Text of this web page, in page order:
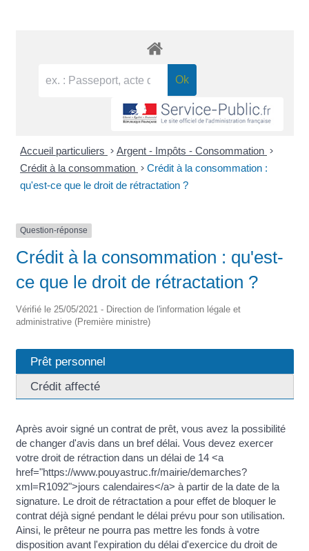
Accueil particuliers > Argent - Impôts - Consommation >
Crédit à la consommation > Crédit à la consommation :
qu'est-ce que le droit de rétractation ?
Question-réponse
Crédit à la consommation : qu'est-
ce que le droit de rétractation ?
Vérifié le 25/05/2021 - Direction de l'information légale et
administrative (Première ministre)
Prêt personnel
Crédit affecté
Après avoir signé un contrat de prêt, vous avez la possibilité
de changer d'avis dans un bref délai. Vous devez exercer
votre droit de rétraction dans un délai de 14 <a
href="https://www.pouyastruc.fr/mairie/demarches?
xml=R1092">jours calendaires</a> à partir de la date de la
signature. Le droit de rétractation a pour effet de bloquer le
contrat déjà signé pendant le délai prévu pour son utilisation.
Ainsi, le prêteur ne pourra pas mettre les fonds à votre
disposition avant l'expiration du délai d'exercice du droit de